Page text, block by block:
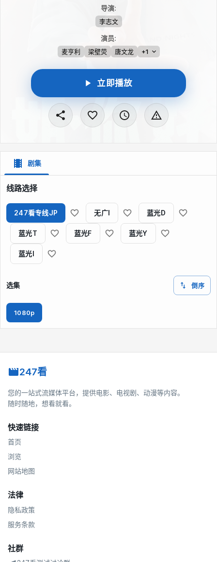
经历，也开始超出他的预想。
导演:
李志文
演员:
麦亨利 梁壁荧 唐文龙 +1
立即播放
剧集
线路选择
247看专线JP 无广I 蓝光D
蓝光T 蓝光F 蓝光Y
蓝光I
选集 倒序
1080p
247看
您的一站式流媒体平台，提供电影、电视剧、动漫等内容。
随时随地，想看就看。
快速链接
首页
浏览
网站地图
法律
隐私政策
服务条款
社群